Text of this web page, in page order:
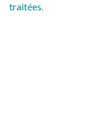
traitées.